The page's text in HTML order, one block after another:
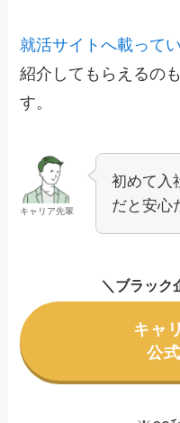
就活サイトへ載って
紹介してもらえるの
す。
キャリア先輩
初めて入
だと安心
＼ブラック
キャ
公